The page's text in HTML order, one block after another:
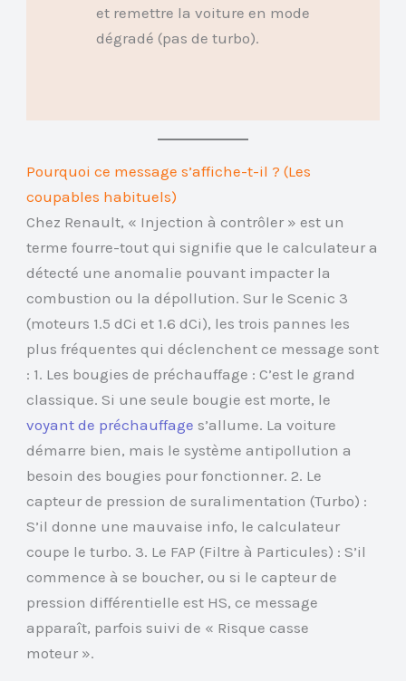
et remettre la voiture en mode
dégradé (pas de turbo).
Pourquoi ce message s’affiche-t-il ? (Les
coupables habituels)
Chez Renault, « Injection à contrôler » est un
terme fourre-tout qui signifie que le calculateur a
détecté une anomalie pouvant impacter la
combustion ou la dépollution. Sur le Scenic 3
(moteurs 1.5 dCi et 1.6 dCi), les trois pannes les
plus fréquentes qui déclenchent ce message sont
: 1. Les bougies de préchauffage : C’est le grand
classique. Si une seule bougie est morte, le
voyant de préchauffage s’allume. La voiture
démarre bien, mais le système antipollution a
besoin des bougies pour fonctionner. 2. Le
capteur de pression de suralimentation (Turbo) :
S’il donne une mauvaise info, le calculateur
coupe le turbo. 3. Le FAP (Filtre à Particules) : S’il
commence à se boucher, ou si le capteur de
pression différentielle est HS, ce message
apparaît, parfois suivi de « Risque casse
moteur ».